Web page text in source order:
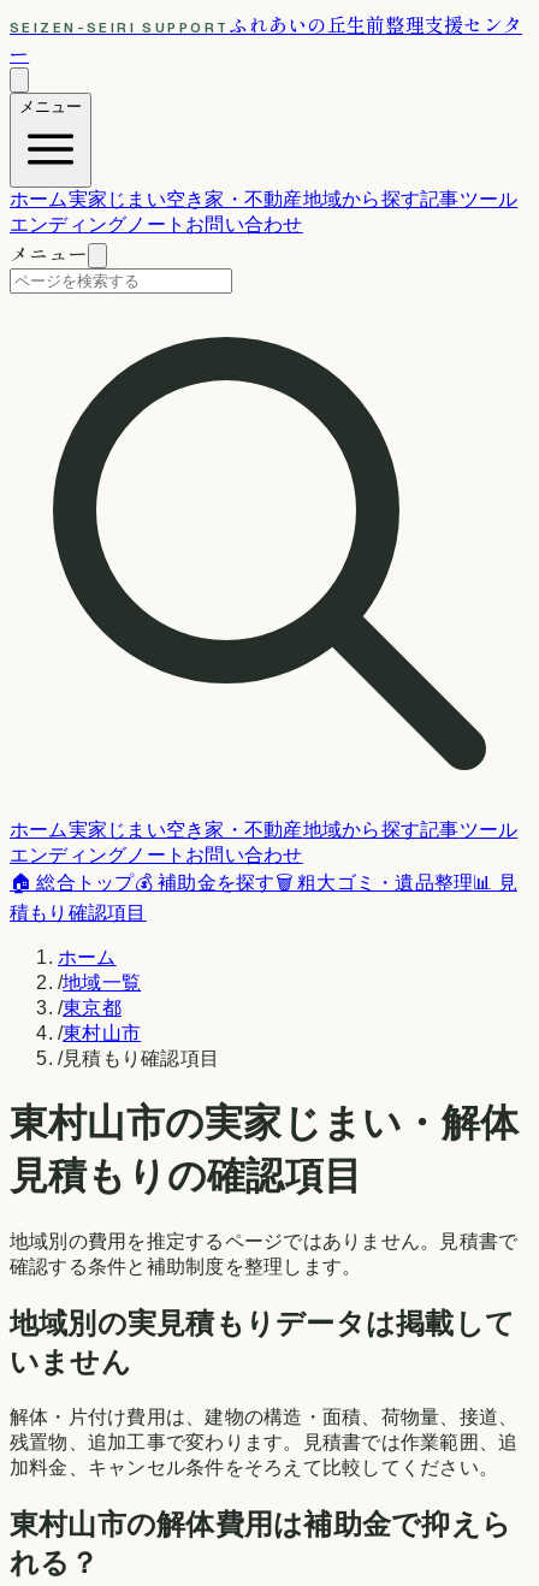
SEIZEN-SEIRI SUPPORT ふれあいの丘生前整理支援センタ
ー
メニュー
ホーム実家じまい空き家・不動産地域から探す記事ツール
エンディングノート お問い合わせ
メニュー
ホーム実家じまい空き家・不動産地域から探す記事ツール
エンディングノート お問い合わせ
🏠 総合トップ💰 補助金を探す🗑️ 粗大ゴミ・遺品整理📊 見
積もり確認項目
ホーム
/地域一覧
/東京都
/東村山市
/見積もり確認項目
東村山市の実家じまい・解体
見積もりの確認項目
地域別の費用を推定するページではありません。見積書で
確認する条件と補助制度を整理します。
地域別の実見積もりデータは掲載して
いません
解体・片付け費用は、建物の構造・面積、荷物量、接道、
残置物、追加工事で変わります。見積書では作業範囲、追
加料金、キャンセル条件をそろえて比較してください。
東村山市の解体費用は補助金で抑えら
れる？